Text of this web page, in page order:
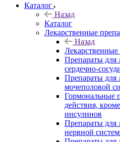
Каталог
Назад
Каталог
Лекарственные
Назад
Препараты для
сердечно-
Препараты для
мочеполовой
Гормональные
действия,
инсулинов
Препараты для
нервной